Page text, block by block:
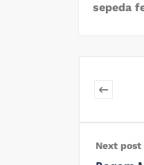
sepeda
Next post